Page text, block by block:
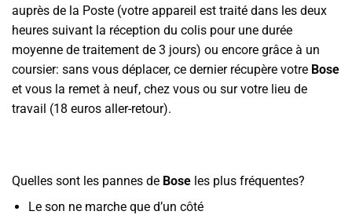
auprès de la Poste (votre appareil est traité dans les deux
heures suivant la réception du colis pour une durée
moyenne de traitement de 3 jours) ou encore grâce à un
coursier: sans vous déplacer, ce dernier récupère votre Bose
et vous la remet à neuf, chez vous ou sur votre lieu de
travail (18 euros aller-retour).
Quelles sont les pannes de Bose les plus fréquentes?
Le son ne marche que d’un côté